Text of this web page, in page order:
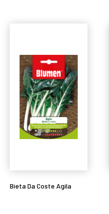
Bieta Da Coste Agila